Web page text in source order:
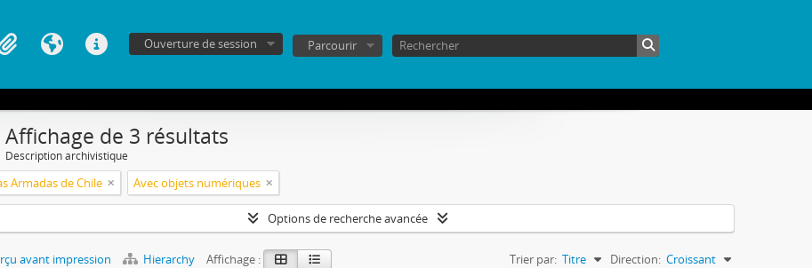
Ouverture de session Parcourir
Affichage de 3 résultats
Description archivistique
Armadas de Chile Avec objets numériques
Options de recherche avancée
avant impression Hierarchy Affichage : Trier par: Titre Direction: Croissant